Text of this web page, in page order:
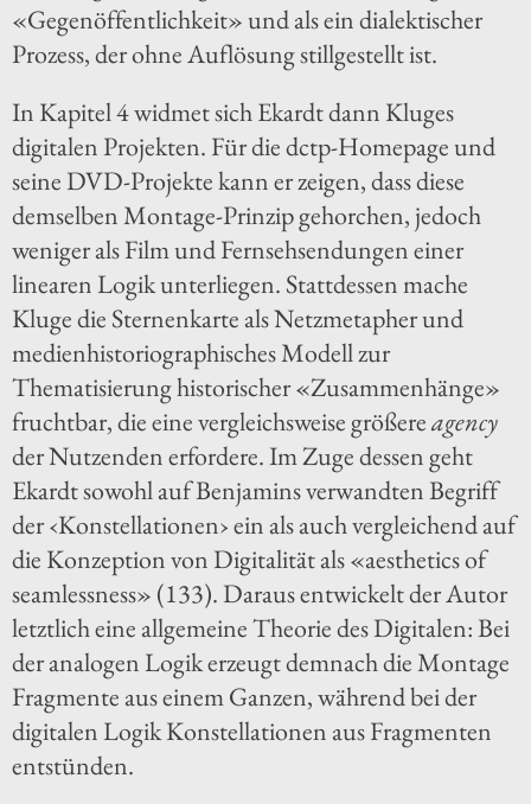
«Gegenöffentlichkeit» und als ein dialektischer
Prozess, der ohne Auflösung stillgestellt ist.
In Kapitel 4 widmet sich Ekardt dann Kluges
digitalen Projekten. Für die dctp-Homepage und
seine DVD-Projekte kann er zeigen, dass diese
demselben Montage-Prinzip gehorchen, jedoch
weniger als Film und Fernsehsendungen einer
linearen Logik unterliegen. Stattdessen mache
Kluge die Sternenkarte als Netzmetapher und
medienhistoriographisches Modell zur
Thematisierung historischer «Zusammenhänge»
fruchtbar, die eine vergleichsweise größereagency
der Nutzenden erfordere. Im Zuge dessen geht
Ekardt sowohl auf Benjamins verwandten Begriff
der ‹Konstellationen› ein als auch vergleichend auf
die Konzeption von Digitalität als «aesthetics of
seamlessness» (133). Daraus entwickelt der Autor
letztlich eine allgemeine Theorie des Digitalen: Bei
der analogen Logik erzeugt demnach die Montage
Fragmente aus einem Ganzen, während bei der
digitalen Logik Konstellationen aus Fragmenten
entstünden.